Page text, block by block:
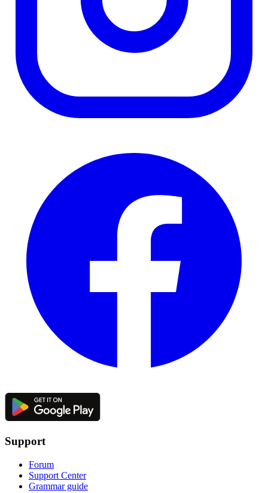
Support
Forum
Support Center
Grammar guide